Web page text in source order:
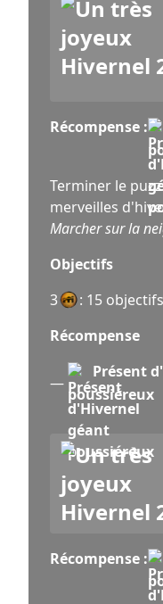
Récompense :
Terminer le
merveilles
Marcher sur la
Objectifs
3
: 15
Récompense
—
Présent
poussiéreux
Récompense :